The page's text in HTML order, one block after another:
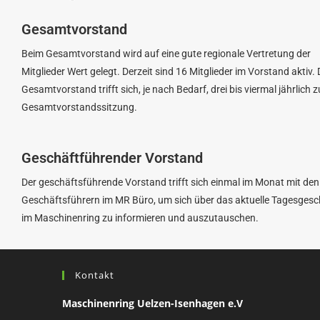
Gesamtvorstand
Beim Gesamtvorstand wird auf eine gute regionale Vertretung der
Mitglieder Wert gelegt. Derzeit sind 16 Mitglieder im Vorstand aktiv.
Gesamtvorstand trifft sich, je nach Bedarf, drei bis viermal jährlich
Gesamtvorstandssitzung.
Geschäftführender Vorstand
Der geschäftsführende Vorstand trifft sich einmal im Monat mit den
Geschäftsführern im MR Büro, um sich über das aktuelle
im Maschinenring zu informieren und auszutauschen.
Kontakt
Maschinenring Uelzen-Isenhagen e.V